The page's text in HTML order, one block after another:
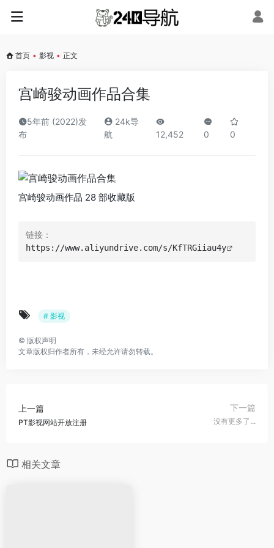
首页 • 影视 • 正文
宫崎骏动画作品合集
5年前 (2022)发
布
24k导
航
12,452 0 0
宫崎骏动画作品 28 部收藏版
链接：
https://www.aliyundrive.com/s/KfTRGiiau4y
# 影视
© 版权声明
文章版权归作者所有，未经允许请勿转载。
上一篇
PT影视网站开放注册
下一篇
没有更多了...
相关文章